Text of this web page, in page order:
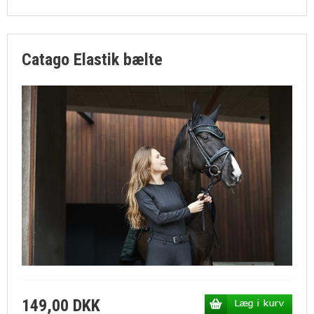
Catago Elastik bælte
149,00 DKK